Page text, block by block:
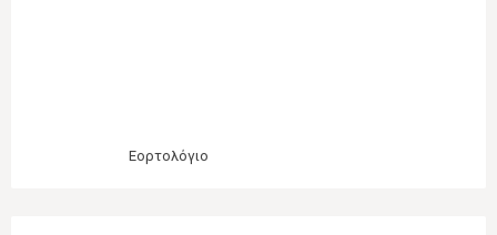
Εορτολόγιο